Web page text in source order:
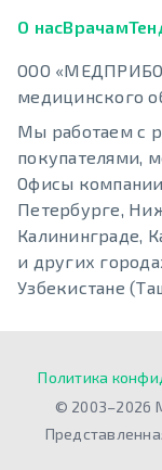
О насВрачам
ООО
медицинского
Мы работаем с
покупателями,
Офисы
Петербурге,
Калининграде,
и других
Узбекистане
Политика
© 2003–2026